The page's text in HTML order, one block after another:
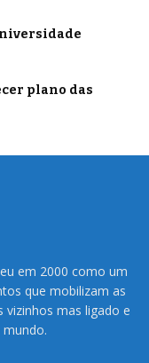
plano das
em 2000 como um
que mobilizam as
vizinhos mas ligado e